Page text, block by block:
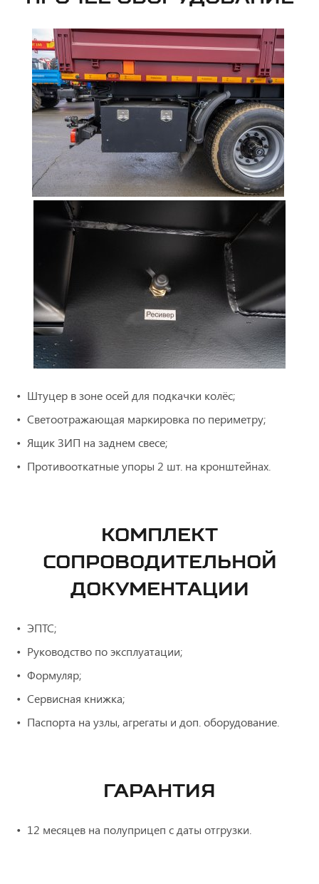
Штуцер в зоне осей для подкачки колёс;
Светоотражающая маркировка по периметру;
Ящик ЗИП на заднем свесе;
Противооткатные упоры 2 шт. на кронштейнах.
КОМПЛЕКТ
СОПРОВОДИТЕЛЬНОЙ
ДОКУМЕНТАЦИИ
ЭПТС;
Руководство по эксплуатации;
Формуляр;
Сервисная книжка;
Паспорта на узлы, агрегаты и доп. оборудование.
ГАРАНТИЯ
12 месяцев на полуприцеп с даты отгрузки.